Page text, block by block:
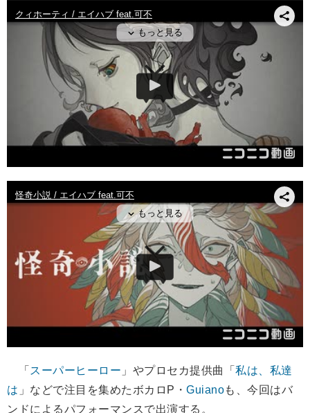
「 スーパーヒーロー 」やプロセカ提供曲「 私は、私達
は 」などで注目を集めたボカロP・ Guianoも、今回はバ
ンドによるパフォーマンスで出演する。